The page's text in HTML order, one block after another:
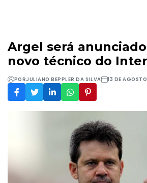
Argel será
novo técnico do
PORJULIANO BEPPLER DA SILVA 13 DE